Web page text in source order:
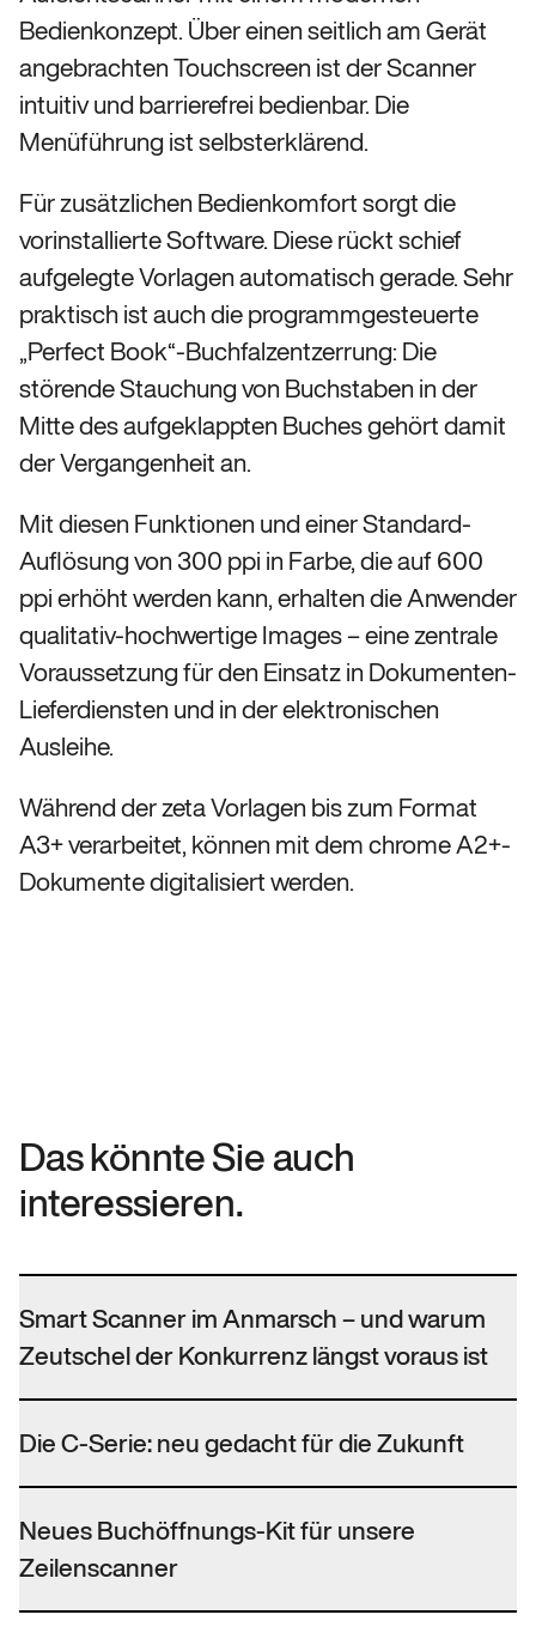
Bedienkonzept. Über einen seitlich am Gerät
angebrachten Touchscreen ist der Scanner
intuitiv und barrierefrei bedienbar. Die
Menüführung ist selbsterklärend.
Für zusätzlichen Bedienkomfort sorgt die
vorinstallierte Software. Diese rückt schief
aufgelegte Vorlagen automatisch gerade. Sehr
praktisch ist auch die programmgesteuerte
„Perfect Book“-Buchfalzentzerrung: Die
störende Stauchung von Buchstaben in der
Mitte des aufgeklappten Buches gehört damit
der Vergangenheit an.
Mit diesen Funktionen und einer Standard-
Auflösung von 300 ppi in Farbe, die auf 600
ppi erhöht werden kann, erhalten die Anwender
qualitativ-hochwertige Images – eine zentrale
Voraussetzung für den Einsatz in Dokumenten-
Lieferdiensten und in der elektronischen
Ausleihe.
Während der zeta Vorlagen bis zum Format
A3+ verarbeitet, können mit dem chrome A2+-
Dokumente digitalisiert werden.
Das könnte Sie auch
interessieren.
Smart Scanner im Anmarsch – und warum
Zeutschel der Konkurrenz längst voraus ist
Die C-Serie: neu gedacht für die Zukunft
Neues Buchöffnungs-Kit für unsere
Zeilenscanner